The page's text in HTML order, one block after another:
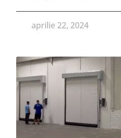
aprilie 22, 2024